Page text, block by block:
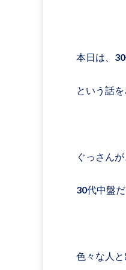
本日は、
という話
ぐっさん
30代中盤
色々な人と